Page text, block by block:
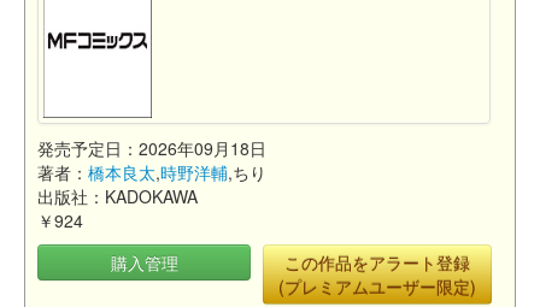
発売予定日：2026年09月18日
著者： 橋本良太,時野洋輔,ちり
出版社：KADOKAWA
￥924
購入管理
この作品をアラート登録
(プレミアムユーザー限定)